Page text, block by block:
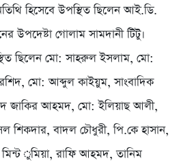
হিসেবে উপস্থিত ছিলেন আই.ডি.
উপদেষ্টা গোলাম সামদানী টিটু।
ছিলেন মো: সাহরুল ইসলাম, মো:
মো: আব্দুল কাইয়ুম, সাংবাদিক
জাকির আহমদ, মো: ইলিয়াছ আলী,
বাদল চৌধুরী, পি.কে হাসান,
মিন্ট ুমিয়া, রাফি আহমদ, তানিম